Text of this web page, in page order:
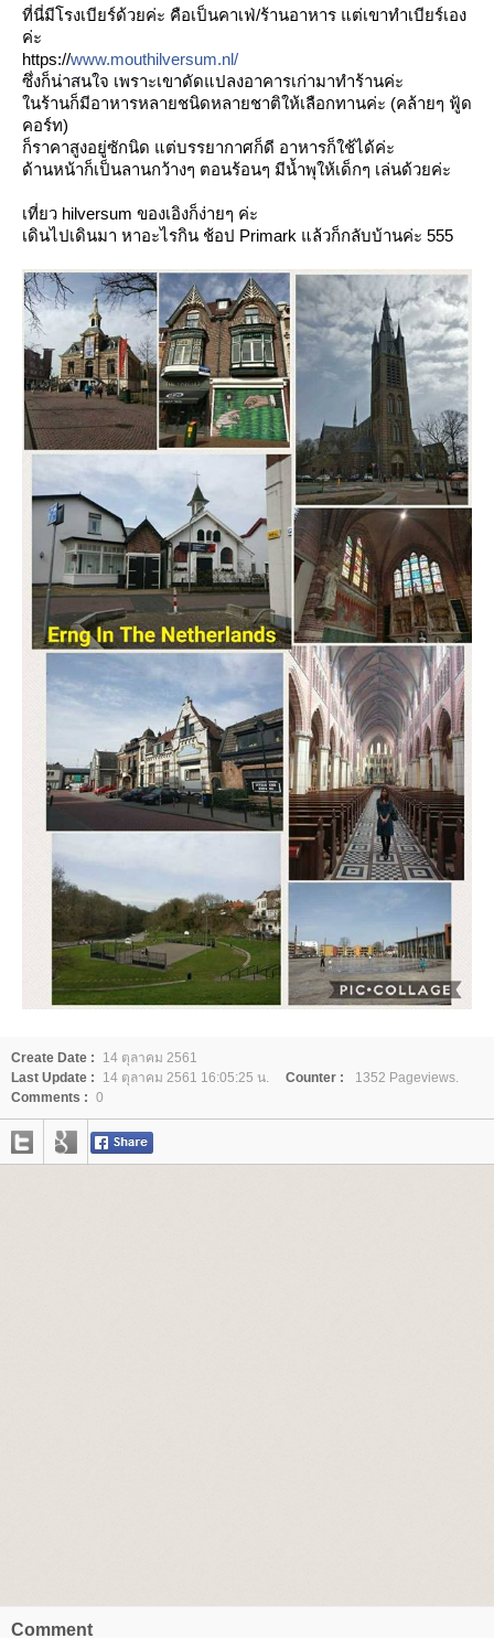
ที่นี่มีโรงเบียร์ด้วยค่ะ คือเป็นคาเฟ่/ร้านอาหาร แต่เขาทำเบียร์เอง
ค่ะ
https://www.mouthilversum.nl/
ซึ่งก็น่าสนใจ เพราะเขาดัดแปลงอาคารเก่ามาทำร้านค่ะ
นร้านก็มีอาหารหลายชนิดหลาชาติให้เลือกทานค่ะ (คล้ายๆ ฟู้ด
คอร์ท)
ก็ราคาสูงอยู่ซักนิด แต่บรรยากาศก็ดี อาหารก็ใช้ได้ค่ะ
ด้านหน้าก็เป็นลานกว้างๆ ตอนร้อนๆ มีน้ำพุให้เด็กๆ เล่นด้วยค่ะ
เที่ยว hilversum ของเอิงก็ง่ายๆ ค่ะ
เดินไปเดินมา หาอะไรกิน ช้อป Primark แล้วก็กลับบ้านค่ะ 555
Create Date :
14 ตุลาคม 2561
Last Update :
14 ตุลาคม 2561 16:05:25 น. Counter :
1352 Pageviews.
Comments : 0
Comment